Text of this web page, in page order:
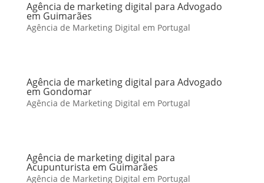
Agência de marketing digital para Advogado
em Guimarães
Agência de Marketing Digital em Portugal
Agência de marketing digital para Advogado
em Gondomar
Agência de Marketing Digital em Portugal
Agência de marketing digital para
Acupunturista em Guimarães
Agência de Marketing Digital em Portugal